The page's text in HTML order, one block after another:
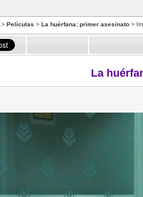
> Películas > La huérfana: primer asesinato >
La